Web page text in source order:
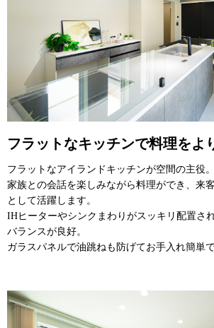
フラットなキッチンで料理をよ
フラットなアイランドキッチンが空間の主役。
家族との会話を楽しみながら料理ができ、来
として活躍します。
IHヒーターやシンクまわりがスッキリ配置さ
バランスが良好。
ガラスパネルで油跳ねも防げてお手入れ簡単で